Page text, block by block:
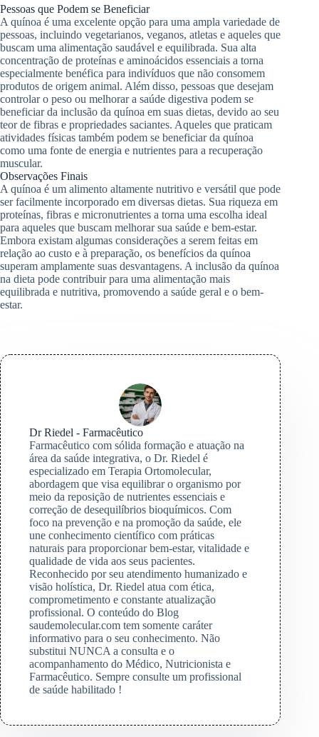
Pessoas que Podem se Beneficiar
A quínoa é uma excelente opção para uma ampla variedade de
pessoas, incluindo vegetarianos, veganos, atletas e aqueles que
buscam uma alimentação saudável e equilibrada. Sua alta
concentração de proteínas e aminoácidos essenciais a torna
especialmente benéfica para indivíduos que não consomem
produtos de origem animal. Além disso, pessoas que desejam
controlar o peso ou melhorar a saúde digestiva podem se
beneficiar da inclusão da quínoa em suas dietas, devido ao seu
teor de fibras e propriedades saciantes. Aqueles que praticam
atividades físicas também podem se beneficiar da quínoa
como uma fonte de energia e nutrientes para a recuperação
muscular.
Observações Finais
A quínoa é um alimento altamente nutritivo e versátil que pode
ser facilmente incorporado em diversas dietas. Sua riqueza em
proteínas, fibras e micronutrientes a torna uma escolha ideal
para aqueles que buscam melhorar sua saúde e bem-estar.
Embora existam algumas considerações a serem feitas em
relação ao custo e à preparação, os benefícios da quínoa
superam amplamente suas desvantagens. A inclusão da quínoa
na dieta pode contribuir para uma alimentação mais
equilibrada e nutritiva, promovendo a saúde geral e o bem-
estar.
Dr Riedel - Farmacêutico
Farmacêutico com sólida formação e atuação na
área da saúde integrativa, o Dr. Riedel é
especializado em Terapia Ortomolecular,
abordagem que visa equilibrar o organismo por
meio da reposição de nutrientes essenciais e
correção de desequilíbrios bioquímicos. Com
foco na prevenção e na promoção da saúde, ele
une conhecimento científico com práticas
naturais para proporcionar bem-estar, vitalidade e
qualidade de vida aos seus pacientes.
Reconhecido por seu atendimento humanizado e
visão holística, Dr. Riedel atua com ética,
comprometimento e constante atualização
profissional. O conteúdo do Blog
saudemolecular.com tem somente caráter
informativo para o seu conhecimento. Não
substitui NUNCA a consulta e o
acompanhamento do Médico, Nutricionista e
Farmacêutico. Sempre consulte um profissional
de saúde habilitado !